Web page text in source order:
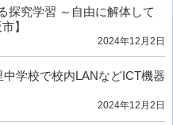
探究学習 ～自由に解体して
】
2024年12月2日
学校で校内LANなどICT機器
2024年12月2日